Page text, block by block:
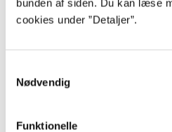
bunden af siden. Du kan læse
cookies under ”Detaljer”.
Nødvendig
Funktionelle
Artikler
...